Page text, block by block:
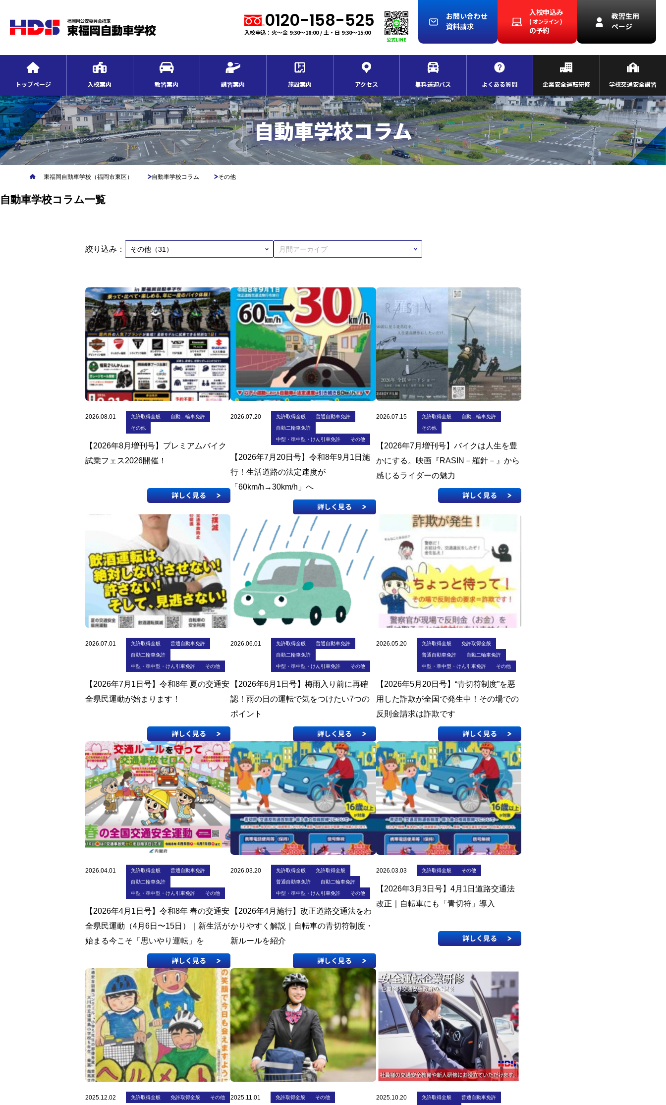
0120-158-525
入校申込：火～金 9:30～18:00 / 土・日 9:30～15:00
お問い合わせ
資料請求
入校申込み
( オンライン )
の予約
教習生用
ページ
トップページ 入校案内 教習案内 講習案内 施設案内 アクセス 無料送迎バス よくある質問 企業安全運転研修 学校交通安全講習
自動車学校コラム
東福岡自動車学校（福岡市東区） 自動車学校コラム その他
自動車学校コラム一覧
絞り込み：
2026.08.01 免許取得全般 自動二輪車免許
その他
【2026年8月増刊号】プレミアムバイク
試乗フェス2026開催！
詳しく見る
2026.07.20 免許取得全般 普通自動車免許
自動二輪車免許
中型・準中型・けん引車免許 その他
【2026年7月20日号】令和8年9月1日施
行！生活道路の法定速度が
「60km/h→30km/h」へ
詳しく見る
2026.07.15 免許取得全般 自動二輪車免許
その他
【2026年7月増刊号】バイクは人生を豊
かにする。映画『RASIN－羅針－』から
感じるライダーの魅力
詳しく見る
2026.07.01 免許取得全般 普通自動車免許
自動二輪車免許
中型・準中型・けん引車免許 その他
【2026年7月1日号】令和8年 夏の交通安
全県民運動が始まります！
詳しく見る
2026.06.01 免許取得全般 普通自動車免許
自動二輪車免許
中型・準中型・けん引車免許 その他
【2026年6月1日号】梅雨入り前に再確
認！雨の日の運転で気をつけたい7つの
ポイント
詳しく見る
2026.05.20 免許取得全般 免許取得全般
普通自動車免許 自動二輪車免許
中型・準中型・けん引車免許 その他
【2026年5月20日号】“青切符制度”を悪
用した詐欺が全国で発生中！その場での
反則金請求は詐欺です
詳しく見る
2026.04.01 免許取得全般 普通自動車免許
自動二輪車免許
中型・準中型・けん引車免許 その他
【2026年4月1日号】令和8年 春の交通安
全県民運動（4月6日〜15日）｜新生活が
始まる今こそ「思いやり運転」を
詳しく見る
2026.03.20 免許取得全般 免許取得全般
普通自動車免許 自動二輪車免許
中型・準中型・けん引車免許 その他
【2026年4月施行】改正道路交通法をわ
かりやすく解説｜自転車の青切符制度・
新ルールを紹介
詳しく見る
2026.03.03 免許取得全般 その他
【2026年3月3日号】4月1日道路交通法
改正｜自転車にも「青切符」導入
詳しく見る
2025.12.02 免許取得全般 免許取得全般 その他 2025.11.01 免許取得全般 その他 2025.10.20 免許取得全般 普通自動車免許